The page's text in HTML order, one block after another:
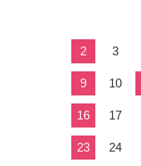
2 3
9 10
16 17
23 24